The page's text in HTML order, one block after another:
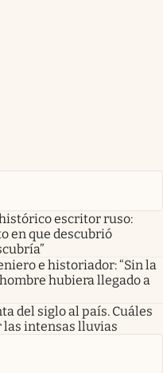
escritor ruso:
en que descubrió
e historiador: “Sin la
hubiera llegado a
del siglo al país. Cuáles
las intensas lluvias